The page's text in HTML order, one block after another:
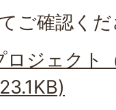
ご確認く
ロジェクト